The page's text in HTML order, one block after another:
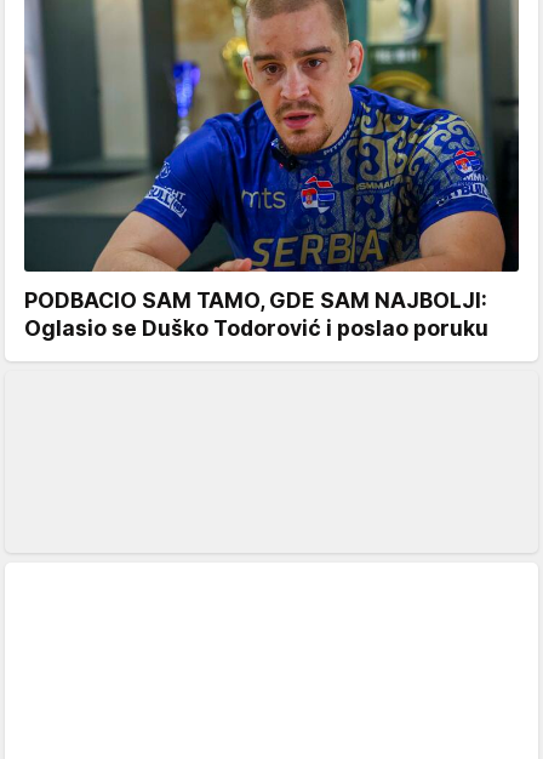
PODBACIO SAM TAMO, GDE SAM NAJBOLJI:
Oglasio se Duško Todorović i poslao poruku